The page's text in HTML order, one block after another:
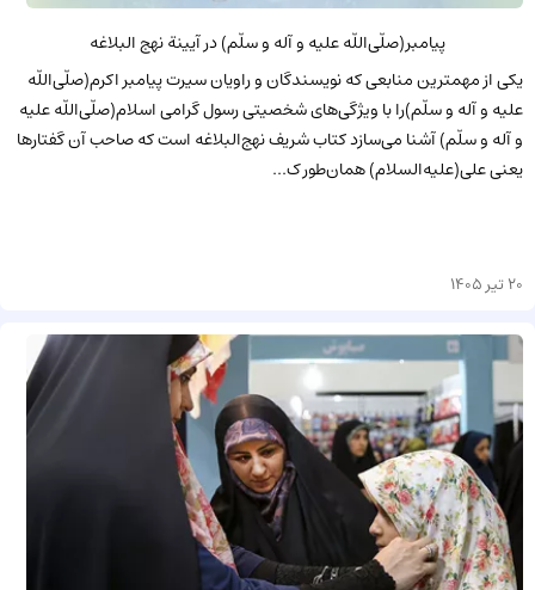
پیامبر(صلّى‌اللّه عليه و آله و سلّم) در آیینة نهج البلاغه
یکی از مهمترین منابعی که نویسندگان و راویان سیرت پیامبر اکرم(صلّى‌اللّه
عليه و آله و سلّم)را با ویژگی‌های شخصیتی رسول گرامی اسلام(صلّى‌اللّه عليه
و آله و سلّم) آشنا می‌سازد کتاب شریف نهج‌البلاغه است که صاحب آن گفتارها
یعنی علی(علیه‌السلام) همان‌طور ک...
20 تیر 1405